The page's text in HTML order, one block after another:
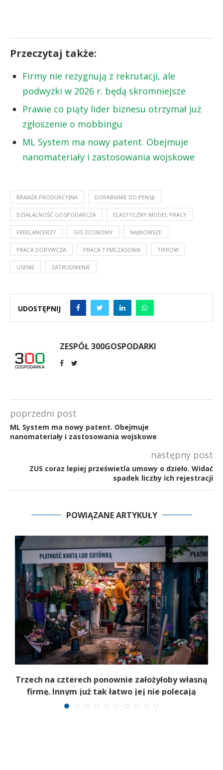
Przeczytaj także:
Firmy nie rezygnują z rekrutacji, ale
podwyżki w 2026 r. będą skromniejsze
Prawie co piąty lider biznesu otrzymał już
zgłoszenie o mobbingu
ML System ma nowy patent. Obejmuje
nanomateriały i zastosowania wojskowe
BRANŻA PRODUKCYJNA DORABIANIE DO PENSJI
DZIAŁALNOŚĆ GOSPODARCZA ELASTYCZNY MODEL PRACY
FREELANCERZY GIG ECONOMY NAJNOWSZE
PRACA DORYWCZA PRACA TYMCZASOWA TIKROW
USEME ZATRUDNIENIE
UDOSTĘPNIJ
ZESPÓŁ 300GOSPODARKI
poprzedni post
ML System ma nowy patent. Obejmuje
nanomateriały i zastosowania wojskowe
następny post
ZUS coraz lepiej prześwietla umowy o dzieło. Widać
spadek liczby ich rejestracji
POWIĄZANE ARTYKUŁY
Trzech na czterech ponownie założyłoby własną
firmę. Innym już tak łatwo jej nie polecają